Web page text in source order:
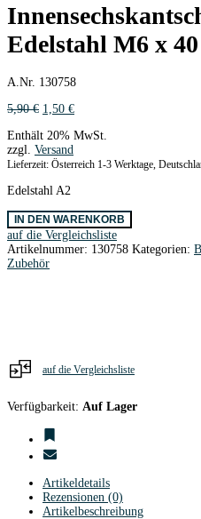
Edelstahl M6 x
A.Nr. 130758
5,90€ Ursprünglicher
war:
5,90 €
1,50 €Aktueller
ist:
Enthält 20% MwSt.
zzgl. Versand
Lieferzeit: Österreich 1-3 Werktage,
Edelstahl A2
Innensechskantschr.
DIN912
Edelstahl
M6
x
IN DEN WARENKORB
auf die Vergleichsliste
Artikelnummer: 130758 Kategorien:
Zubehör
auf die Vergleichsliste
Verfügbarkeit: Auf Lager
Artikeldetails
Rezensionen (0)
Artikelbeschreibung